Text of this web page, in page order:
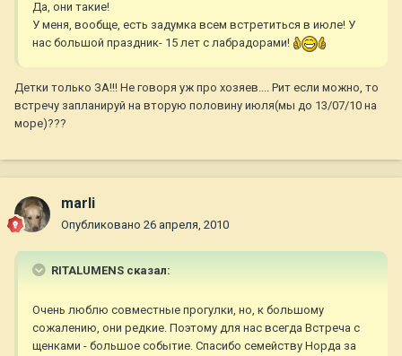
Да, они такие!
У меня, вообще, есть задумка всем встретиться в июле! У
нас большой праздник- 15 лет с лабрадорами!
Детки только ЗА!!! Не говоря уж про хозяев.... Рит если можно, то
встречу запланируй на вторую половину июля(мы до 13/07/10 на
море)???
marli
Опубликовано 26 апреля, 2010
RITALUMENS сказал:
Очень люблю совместные прогулки, но, к большому
сожалению, они редкие. Поэтому для нас всегда Встреча с
щенками - большое событие. Спасибо семейству Норда за